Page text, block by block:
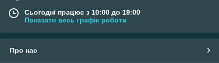
Сьогодні працює з 10:00 до 19:00
Показати весь графік роботи
Про нас